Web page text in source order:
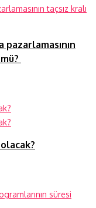
olacak?